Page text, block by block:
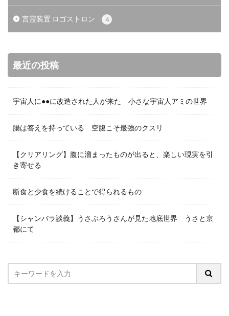
言霊装置 ロゴストロン 4
最近の投稿
宇宙人に●●に改造された人が来た 小さな宇宙人アミの世界
腸は答えを持っている 空腹こそ最強のクスリ
【クリアリング】腹に溜まったものが出ると、楽しい現実を引
き寄せる
断食と少食を続けることで得られるもの
【シャンバラ談義】うさぶろうさんが見た地底世界 うさと京
都にて